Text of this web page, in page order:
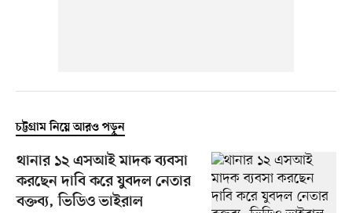
চট্টগ্রাম নিয়ে আরও পড়ুন
থানার ১২ এসআই মাদক ব্যবসা
করছেন দাবি করে যুবদল নেতার
বক্তব্য, ভিডিও ভাইরাল